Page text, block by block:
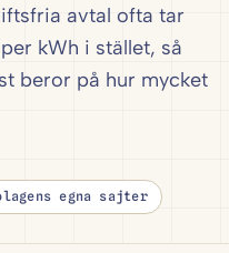
avtal ofta tar
kWh i stället, så
beror på hur mycket
egna sajter